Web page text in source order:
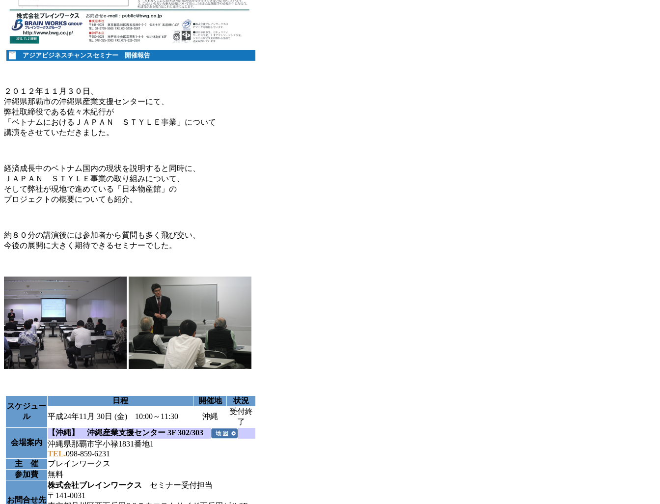
アジアビジネスチャンスセミナー 開催報告
２０１２年１１月３０日、
沖縄県那覇市の沖縄県産業支援センターにて、
弊社取締役である佐々木紀行が
「ベトナムにおけるＪＡＰＡＮ ＳＴＹＬＥ事業」について
講演をさせていただきました。
経済成長中のベトナム国内の現状を説明すると同時に、
ＪＡＰＡＮ ＳＴＹＬＥ事業の取り組みについて、
そして弊社が現地で進めている「日本物産館」の
プロジェクトの概要についても紹介。
約８０分の講演後には参加者から質問も多く飛び交い、
今後の展開に大きく期待できるセミナーでした。
スケジュー
ル
日程 開催地
状況
平成24年11月 30日 (金) 10:00～11:30
沖縄
受付終
了
会場案内
【沖縄】 沖縄産業支援センター 3F 302/303
沖縄県那覇市字小禄1831番地1
TEL.098-859-6231
主 催
ブレインワークス
参加費
無料
お問合せ先
株式会社ブレインワークス セミナー受付担当
〒141-0031